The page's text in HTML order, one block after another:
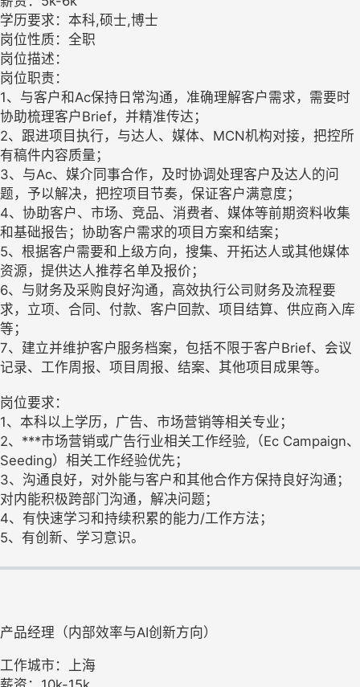
学历要求：本科,硕士,博士
岗位性质：全职
岗位描述：
岗位职责：
1、与客户和Ac保持日常沟通，准确理解客户需求，需要时
协助梳理客户Brief，并精准传达；
2、跟进项目执行，与达人、媒体、MCN机构对接，把控所
有稿件内容质量；
3、与Ac、媒介同事合作，及时协调处理客户及达人的问
题，予以解决，把控项目节奏，保证客户满意度；
4、协助客户、市场、竞品、消费者、媒体等前期资料收集
和基础报告；协助客户需求的项目方案和结案；
5、根据客户需要和上级方向，搜集、开拓达人或其他媒体
资源，提供达人推荐名单及报价；
6、与财务及采购良好沟通，高效执行公司财务及流程要
求，立项、合同、付款、客户回款、项目结算、供应商入库
等；
7、建立并维护客户服务档案，包括不限于客户Brief、会议
记录、工作周报、项目周报、结案、其他项目成果等。
岗位要求：
1、本科以上学历，广告、市场营销等相关专业；
2、***市场营销或广告行业相关工作经验,（Ec Campaign、
Seeding）相关工作经验优先；
3、沟通良好，对外能与客户和其他合作方保持良好沟通；
对内能积极跨部门沟通，解决问题；
4、有快速学习和持续积累的能力/工作方法；
5、有创新、学习意识。
产品经理（内部效率与AI创新方向）
工作城市：上海